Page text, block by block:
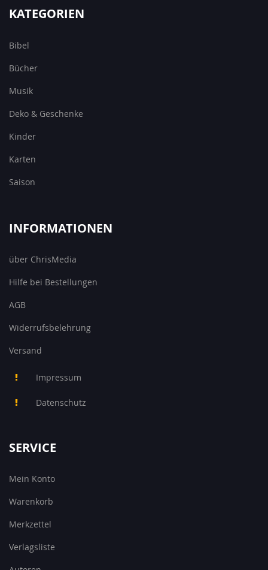
KATEGORIEN
Bibel
Bücher
Musik
Deko & Geschenke
Kinder
Karten
Saison
INFORMATIONEN
über ChrisMedia
Hilfe bei Bestellungen
AGB
Widerrufsbelehrung
Versand
Impressum
Datenschutz
SERVICE
Mein Konto
Warenkorb
Merkzettel
Verlagsliste